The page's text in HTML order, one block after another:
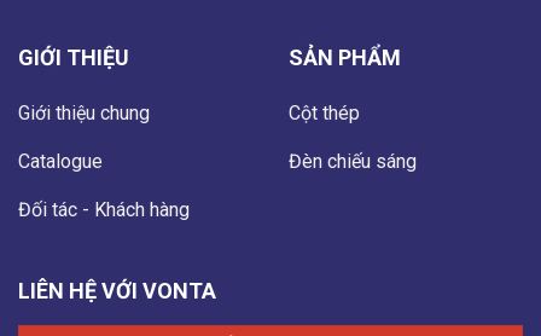
GIỚI THIỆU
Giới thiệu chung
Catalogue
Đối tác - Khách hàng
SẢN PHẨM
Cột thép
Đèn chiếu sáng
LIÊN HỆ VỚI VONTA